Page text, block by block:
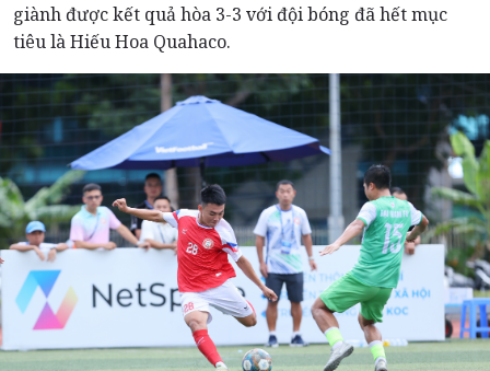
giành được kết quả hòa 3-3 với đội bóng đã hết mục
tiêu là Hiếu Hoa Quahaco.